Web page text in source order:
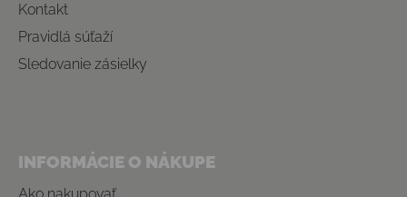
Kontakt
Pravidlá súťaží
Sledovanie zásielky
INFORMÁCIE O NÁKUPE